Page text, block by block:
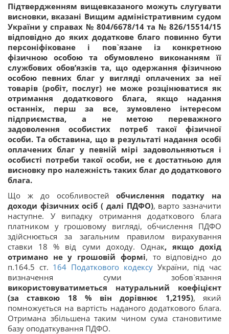
Підтвердженням вищевказаного можуть слугувати
висновки, вказані Вищим адміністративним судом
України у справах № 804/6678/14 та № 826/15514/15
відповідно до яких додаткове благо повинно бути
персоніфіковане і пов`язане із конкретною
фізичною особою та обумовлено виконанням її
службових обов’язків та, що одержання фізичною
особою певних благ у вигляді оплачених за неї
товарів (робіт, послуг) не може розцінюватися як
отримання додаткового блага, якщо надання
останніх, перш за все, зумовлено інтересом
підприємства, а не метою переважного
задоволення особистих потреб такої фізичної
особи. Та обставина, що в результаті надання особі
оплачених благ у певній мірі задовольняються і
особисті потреби такої особи, не є достатньою для
висновку про належність таких благ до додаткового
блага.
Що ж до особливостей обчислення податку на
доходи фізичних осіб ( далі ПДФО), варто зазначити
наступне. У випадку отримання додаткового блага
платником у грошовому вигляді, обчислення ПДФО
здійснюється за загальним правилом вирахування
ставки 18 % від суми доходу. Однак, якщо дохід
отримано не у грошовій формі, то відповідно до
п.164.5 ст. 164 Податкового кодексуУкраїни, під час
визначення суми зобов`язання
використовуватиметься натуральний коефіцієнт
(за ставкою 18 % він дорівнює 1,2195), який
помножується на вартість наданого додаткового блага.
Отримана збільшена таким чином сума становитиме
базу оподаткування ПДФО.